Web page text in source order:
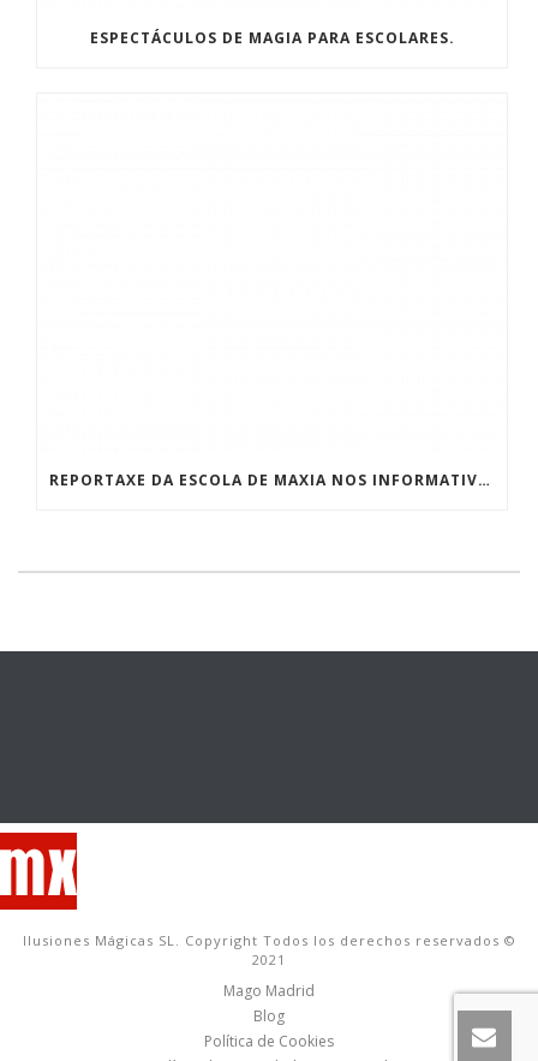
ESPECTÁCULOS DE MAGIA PARA ESCOLARES.
REPORTAXE DA ESCOLA DE MAXIA NOS INFORMATIVOS DA TVG
Ilusiones Mágicas SL. Copyright Todos los derechos reservados ©
2021
Mago Madrid
Blog
Política de Cookies